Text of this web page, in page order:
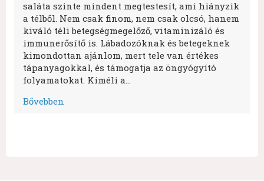
saláta szinte mindent megtestesít, ami hiányzik
a télből. Nem csak finom, nem csak olcsó, hanem
kiváló téli betegségmegelőző, vitaminizáló és
immunerősítő is. Lábadozóknak és betegeknek
kimondottan ajánlom, mert tele van értékes
tápanyagokkal, és támogatja az öngyógyító
folyamatokat. Kíméli a…
Bővebben